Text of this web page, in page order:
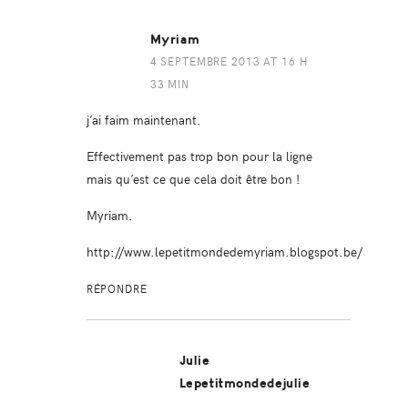
Myriam
4 SEPTEMBRE 2013 AT 16 H
33 MIN
j’ai faim maintenant.
Effectivement pas trop bon pour la ligne
mais qu’est ce que cela doit être bon !
Myriam.
http://www.lepetitmondedemyriam.blogspot.be/
RÉPONDRE
Julie
Lepetitmondedejulie